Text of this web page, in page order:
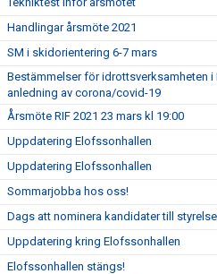
Handlingar årsmöte 2021
SM i skidorientering 6-7 mars
Bestämmelser för idrottsverksamheten i
anledning av corona/covid-19
Årsmöte RIF 2021 23 mars kl 19:00
Uppdatering Elofssonhallen
Uppdatering Elofssonhallen
Sommarjobba hos oss!
Dags att nominera kandidater till
Uppdatering kring Elofssonhallen
Elofssonhallen stängs!